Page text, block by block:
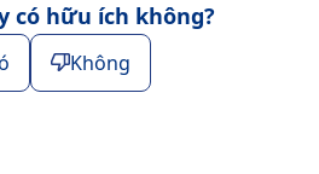
có hữu ích không?
Không